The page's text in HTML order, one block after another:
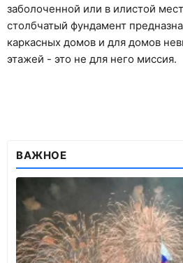
заболоченной или в илистой
столбчатый фундамент
каркасных домов и для домов
этажей - это не для него миссия.
ВАЖНОЕ